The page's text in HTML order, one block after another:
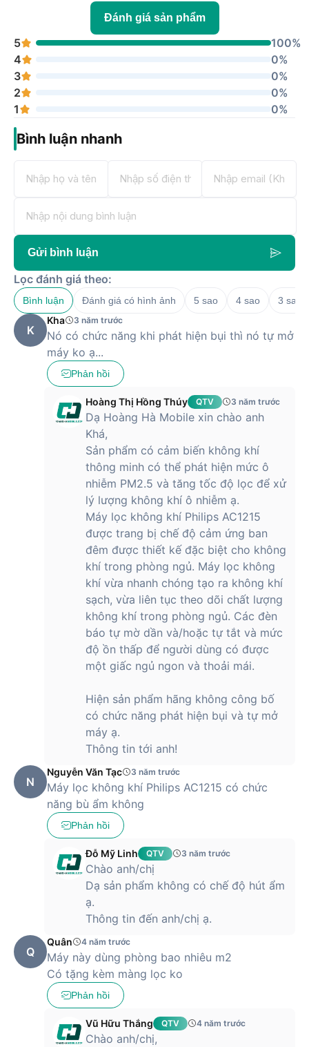
Đánh giá sản phẩm
5
100%
4
0%
3
0%
2
0%
1
0%
Bình luận nhanh
Gửi bình luận
Lọc đánh giá theo:
Bình luận Đánh giá có hình ảnh 5 sao 4 sao 3 sao
K
Kha 3 năm trước
Nó có chức năng khi phát hiện bụi thì nó tự mở
máy ko ạ...
Phản hồi
Hoàng Thị Hồng Thúy QTV 3 năm trước
Dạ Hoàng Hà Mobile xin chào anh
Khá,
Sản phẩm có cảm biến không khí
thông minh có thể phát hiện mức ô
nhiễm PM2.5 và tăng tốc độ lọc để xử
lý lượng không khí ô nhiễm ạ.
Máy lọc không khí Philips AC1215
được trang bị chế độ cảm ứng ban
đêm được thiết kế đặc biệt cho không
khí trong phòng ngủ. Máy lọc không
khí vừa nhanh chóng tạo ra không khí
sạch, vừa liên tục theo dõi chất lượng
không khí trong phòng ngủ. Các đèn
báo tự mờ dần và/hoặc tự tắt và mức
độ ồn thấp để người dùng có được
một giấc ngủ ngon và thoải mái.
Hiện sản phẩm hãng không công bố
có chức năng phát hiện bụi và tự mở
máy ạ.
Thông tin tới anh!
N
Nguyễn Văn Tạc 3 năm trước
Máy lọc không khí Philips AC1215 có chức
năng bù ẩm không
Phản hồi
Đỗ Mỹ Linh QTV 3 năm trước
Chào anh/chị
Dạ sản phẩm không có chế độ hút ẩm
ạ.
Thông tin đến anh/chị ạ.
Q
Quân 4 năm trước
Máy này dùng phòng bao nhiêu m2
Có tặng kèm màng lọc ko
Phản hồi
Vũ Hữu Thắng QTV 4 năm trước
Chào anh/chị,